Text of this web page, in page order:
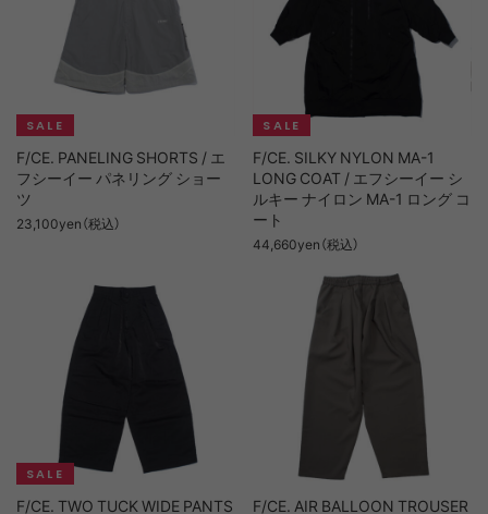
F/CE. PANELING SHORTS / エ
フシーイー パネリング ショー
ツ
23,100yen（税込）
F/CE. SILKY NYLON MA-1
LONG COAT / エフシーイー シ
ルキー ナイロン MA-1 ロング コ
ート
44,660yen（税込）
F/CE. TWO TUCK WIDE PANTS F/CE. AIR BALLOON TROUSER